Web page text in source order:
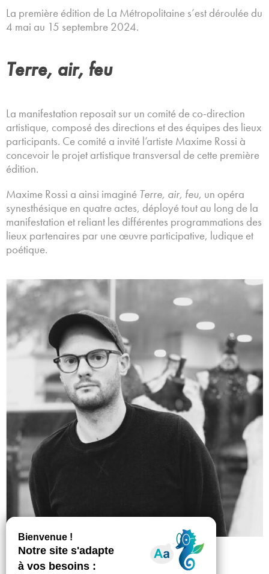
La première édition de La Métropolitaine s’est déroulée du
4 mai au 15 septembre 2024.
Terre, air, feu
La manifestation reposait sur un comité de co-direction
artistique, composé des directions et des équipes des lieux
participants. Ce comité a invité l’artiste Maxime Rossi à
concevoir le projet artistique transversal de cette première
édition.
Maxime Rossi a ainsi imaginé Terre, air, feu, un opéra
synesthésique en quatre actes, déployé tout au long de la
manifestation et reliant les différentes programmations des
lieux partenaires par une œuvre participative, ludique et
poétique.
Maxime Rossi, 2024